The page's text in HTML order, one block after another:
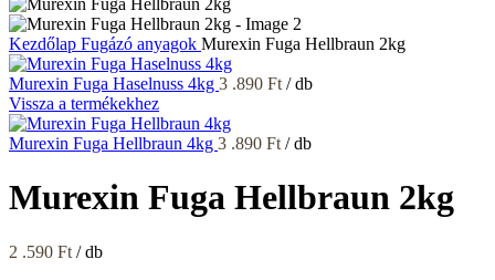
Kezdőlap Fugázó anyagok Murexin Fuga Hellbraun 2kg
Murexin Fuga Haselnuss 4kg 3 .890 Ft / db
Vissza a termékekhez
Murexin Fuga Hellbraun 4kg 3 .890 Ft / db
Murexin Fuga Hellbraun 2kg
2 .590 Ft / db